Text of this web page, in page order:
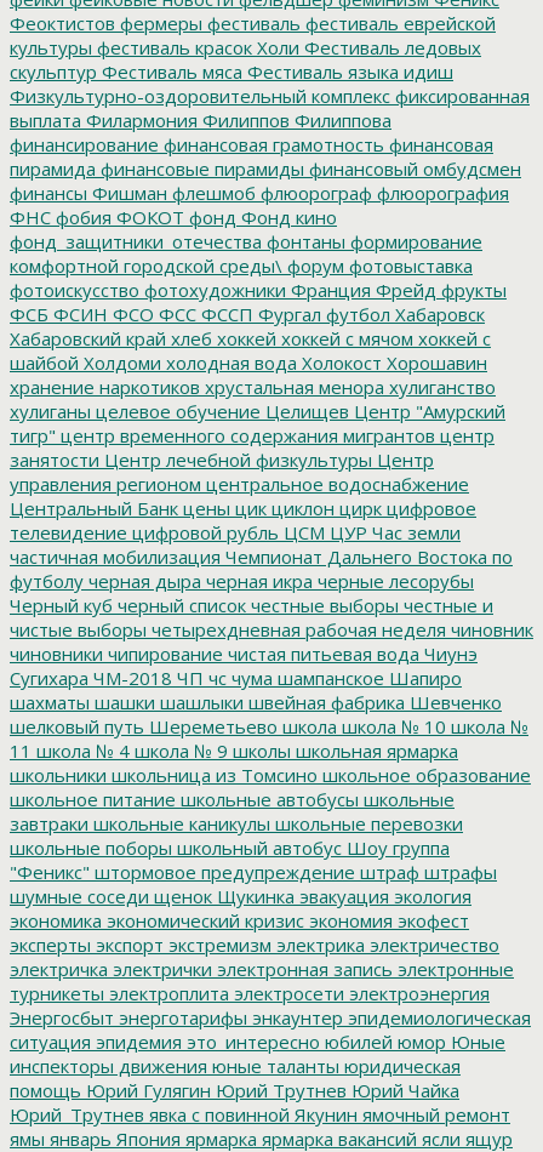
Феоктистов фермеры фестиваль фестиваль еврейской
культуры фестиваль красок Холи Фестиваль ледовых
скульптур Фестиваль мяса Фестиваль языка идиш
Физкультурно-оздоровительный комплекс фиксированная
выплата Филармония Филиппов Филиппова
финансирование финансовая грамотность финансовая
пирамида финансовые пирамиды финансовый омбудсмен
финансы Фишман флешмоб флюорограф флюорография
ФНС фобия ФОКОТ фонд Фонд кино
фонд_защитники_отечества фонтаны формирование
комфортной городской среды\ форум фотовыставка
фотоискусство фотохудожники Франция Фрейд фрукты
ФСБ ФСИН ФСО ФСС ФССП Фургал футбол Хабаровск
Хабаровский край хлеб хоккей хоккей с мячом хоккей с
шайбой Холдоми холодная вода Холокост Хорошавин
хранение наркотиков хрустальная менора хулиганство
хулиганы целевое обучение Целищев Центр "Амурский
тигр" центр временного содержания мигрантов центр
занятости Центр лечебной физкультуры Центр
управления регионом центральное водоснабжение
Центральный Банк цены цик циклон цирк цифровое
телевидение цифровой рубль ЦСМ ЦУР Час земли
частичная мобилизация Чемпионат Дальнего Востока по
футболу черная дыра черная икра черные лесорубы
Черный куб черный список честные выборы честные и
чистые выборы четырехдневная рабочая неделя чиновник
чиновники чипирование чистая питьевая вода Чиунэ
Сугихара ЧМ-2018 ЧП чс чума шампанское Шапиро
шахматы шашки шашлыки швейная фабрика Шевченко
шелковый путь Шереметьево школа школа № 10 школа №
11 школа № 4 школа № 9 школы школьная ярмарка
школьники школьница из Томсино школьное образование
школьное питание школьные автобусы школьные
завтраки школьные каникулы школьные перевозки
школьные поборы школьный автобус Шоу группа
"Феникс" штормовое предупреждение штраф штрафы
шумные соседи щенок Щукинка эвакуация экология
экономика экономический кризис экономия экофест
эксперты экспорт экстремизм электрика электричество
электричка электрички электронная запись электронные
турникеты электроплита электросети электроэнергия
Энергосбыт энерготарифы энкаунтер эпидемиологическая
ситуация эпидемия это_интересно юбилей юмор Юные
инспекторы движения юные таланты юридическая
помощь Юрий Гулягин Юрий Трутнев Юрий Чайка
Юрий_Трутнев явка с повинной Якунин ямочный ремонт
ямы январь Япония ярмарка ярмарка вакансий ясли ящур